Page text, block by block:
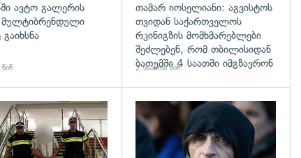
ავტო გალერის
თამარ იოსელიანი: აგვისტოს
თვიდან საქართველოს
რკინიგზის მომხმარებლები
შეძლებენ, რომ თბილისიდან
ბათუმში 4 საათში იმგზავრონ
2 საათის წინ
გადახედვა